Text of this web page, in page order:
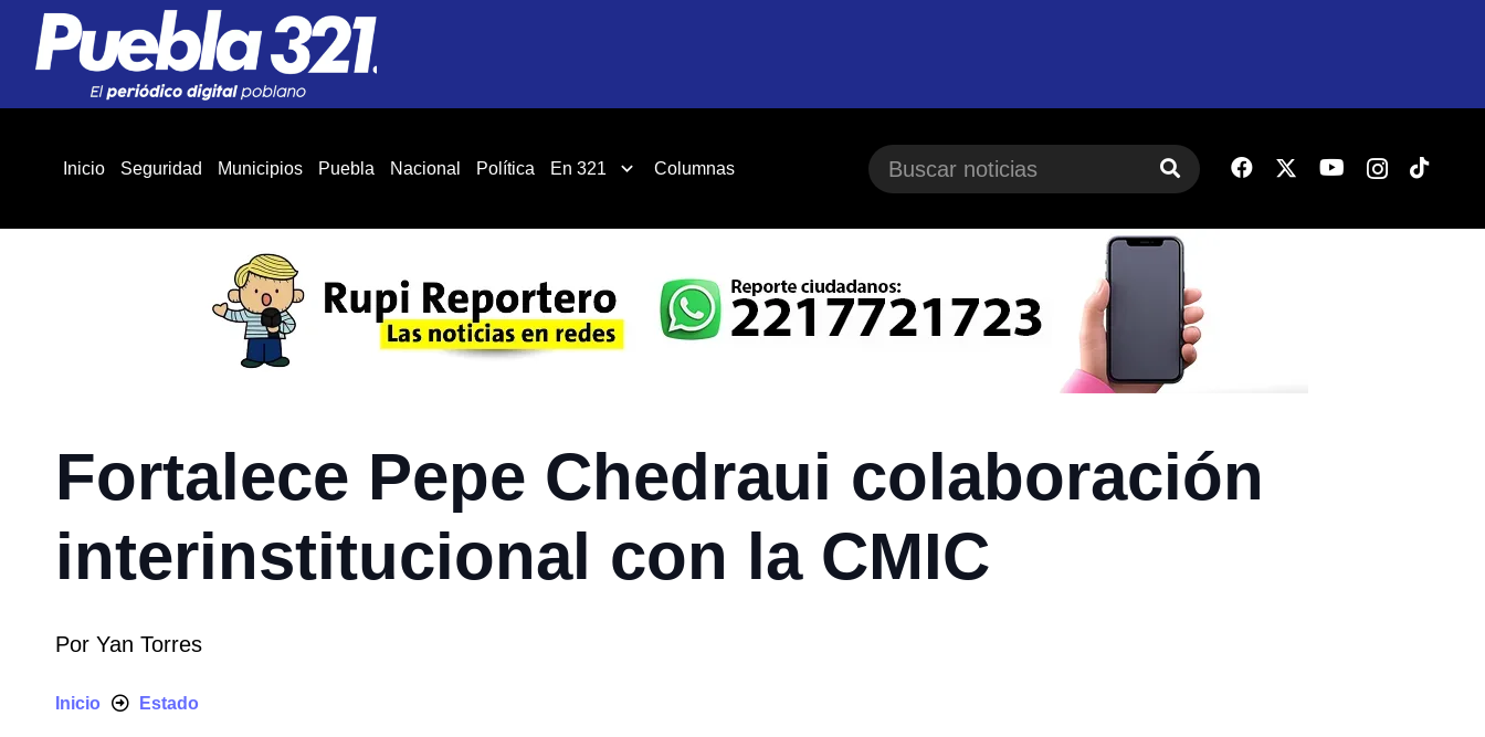
Inicio Seguridad Municipios Puebla Nacional Política En 321 Columnas
Fortalece Pepe Chedraui colaboración
interinstitucional con la CMIC
Por Yan Torres
Inicio Estado